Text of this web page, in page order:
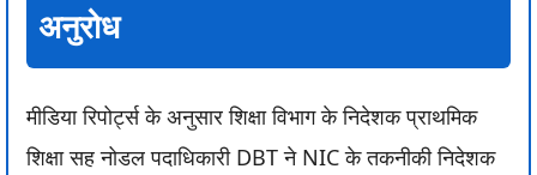
अनुरोध
मीडिया रिपोर्ट्स के अनुसार शिक्षा विभाग के निदेशक प्राथमिक
शिक्षा सह नोडल पदाधिकारी DBT ने NIC के तकनीकी निदेशक